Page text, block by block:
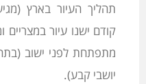
תהליך העיור בארץ
קודם ישנו עיור
מתפתחת לפני ישוב
יושבי קבע).